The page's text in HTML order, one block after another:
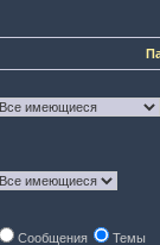
Сообщения Темы